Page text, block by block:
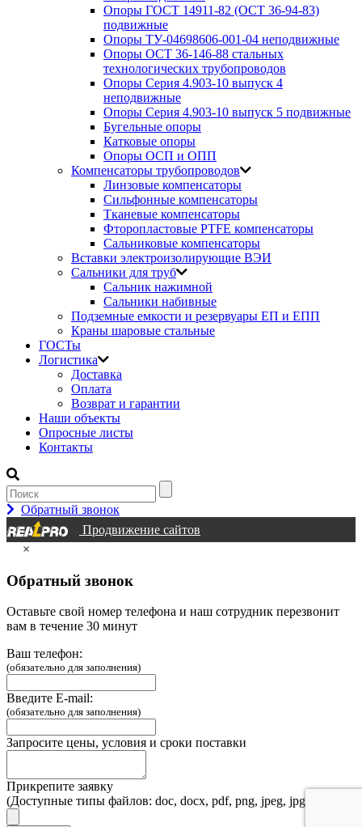
Опоры ГОСТ 14911-82 (ОСТ 36-94-83)
подвижные
Опоры ТУ-04698606-001-04 неподвижные
Опоры ОСТ 36-146-88 стальных
технологических трубопроводов
Опоры Серия 4.903-10 выпуск 4
неподвижные
Опоры Серия 4.903-10 выпуск 5 подвижные
Бугельные опоры
Катковые опоры
Опоры ОСП и ОПП
Компенсаторы трубопроводов
Линзовые компенсаторы
Сильфонные компенсаторы
Тканевые компенсаторы
Фторопластовые PTFE компенсаторы
Сальниковые компенсаторы
Вставки электроизолирующие ВЭИ
Сальники для труб
Сальник нажимной
Сальники набивные
Подземные емкости и резервуары ЕП и ЕПП
Краны шаровые стальные
ГОСТы
Логистика
Доставка
Оплата
Возврат и гарантии
Наши объекты
Опросные листы
Контакты
Обратный звонок
Продвижение сайтов
×
Обратный звонок
Оставьте свой номер телефона и наш сотрудник перезвонит
вам в течение 30 минут
Ваш телефон:
(обязательно для заполнения)
Введите E-mail:
(обязательно для заполнения)
Запросите цены, условия и сроки поставки
Прикрепите заявку
(Доступные типы файлов: doc, docx, pdf, png, jpeg, jpg, webp)